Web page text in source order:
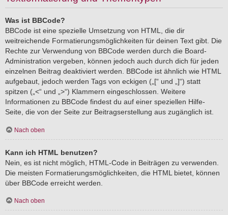
Was ist BBCode?
BBCode ist eine spezielle Umsetzung von HTML, die dir
weitreichende Formatierungsmöglichkeiten für deinen Text gibt. Die
Rechte zur Verwendung von BBCode werden durch die Board-
Administration vergeben, können jedoch auch durch dich für jeden
einzelnen Beitrag deaktiviert werden. BBCode ist ähnlich wie HTML
aufgebaut, jedoch werden Tags von eckigen („[“ und „]“) statt
spitzen („<“ und „>“) Klammern eingeschlossen. Weitere
Informationen zu BBCode findest du auf einer speziellen Hilfe-
Seite, die von der Seite zur Beitragserstellung aus zugänglich ist.
Nach oben
Kann ich HTML benutzen?
Nein, es ist nicht möglich, HTML-Code in Beiträgen zu verwenden.
Die meisten Formatierungsmöglichkeiten, die HTML bietet, können
über BBCode erreicht werden.
Nach oben